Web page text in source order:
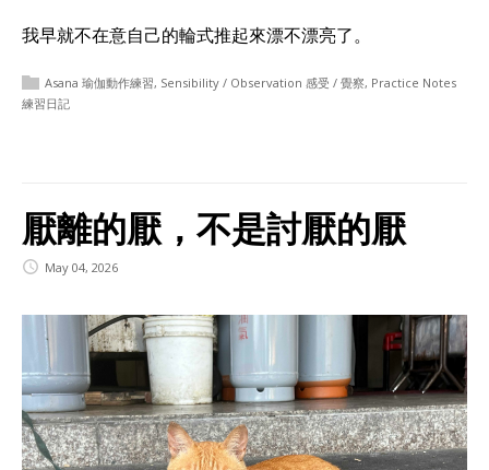
我早就不在意自己的輪式推起來漂不漂亮了。
Asana 瑜伽動作練習, Sensibility / Observation 感受 / 覺察, Practice Notes
練習日記
厭離的厭，不是討厭的厭
May 04, 2026